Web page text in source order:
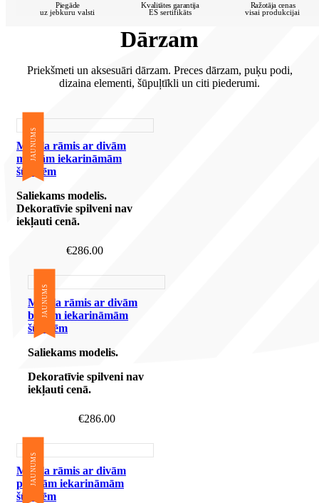
Piegāde
uz jebkuru valsti
Kvalitātes garantija
ES sertifikāts
Ražotāja cenas
visai produkcijai
Dārzam
Priekšmeti un aksesuāri dārzam. Preces dārzam, puķu podi,
dizaina elementi, šūpuļtīkli un citi piederumi.
JAUNUMS
Metāla rāmis ar divām
melnām iekarināmām
šūpolēm
Saliekams modelis.
Dekoratīvie spilveni nav
iekļauti cenā.
€286.00
JAUNUMS
Metāla rāmis ar divām
baltām iekarināmām
šūpolēm
Saliekams modelis.
Dekoratīvie spilveni nav
iekļauti cenā.
€286.00
JAUNUMS
Metāla rāmis ar divām
pelēkām iekarināmām
šūpolēm